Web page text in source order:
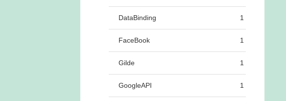
DataBinding 1
FaceBook 1
Gilde 1
GoogleAPI 1